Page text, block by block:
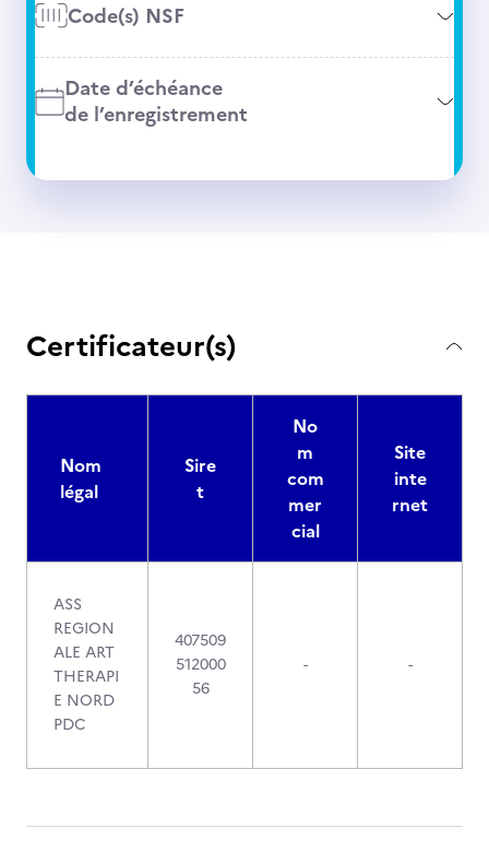
Code(s) NSF
Date d’échéance
de l’enregistrement
Certificateur(s)
Nom
légal
Sire
t
No
m
com
mer
cial
Site
inte
rnet
ASS
REGION
ALE ART
THERAPI
E NORD
PDC
407509
512000
56
- -